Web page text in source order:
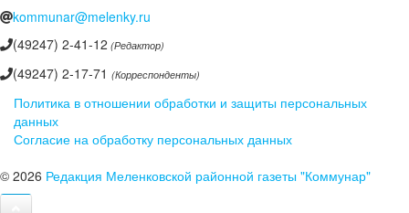
kommunar@melenky.ru
(49247) 2-41-12 (Редактор)
(49247) 2-17-71 (Корреспонденты)
Политика в отношении обработки и защиты персональных
данных
Согласие на обработку персональных данных
© 2026 Редакция Меленковской районной газеты "Коммунар"